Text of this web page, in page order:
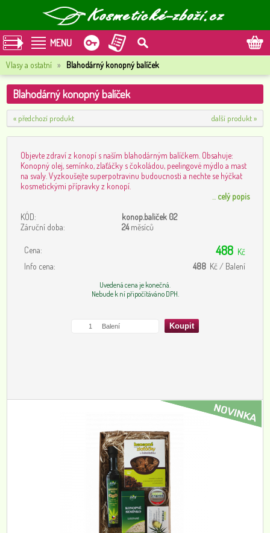
MENU
Vlasy a ostatní » Blahodárný konopný balíček
Blahodárný konopný balíček
« předchozí produkt další produkt »
Objevte zdraví z konopí s naším blahodárným balíčkem. Obsahuje:
Konopný olej, semínko, zlaťáčky s čokoládou, peelingové mýdlo a mast
na svaly. Vyzkoušejte superpotravinu budoucnosti a nechte se hýčkat
kosmetickými přípravky z konopí.
celý popis
KÓD:
konop.baliček 02
Záruční doba:
24měsíců
Cena: 488 Kč
Info cena:
488 Kč / Balení
Uvedená cena je konečná.
Nebude k ní připočítáváno DPH.